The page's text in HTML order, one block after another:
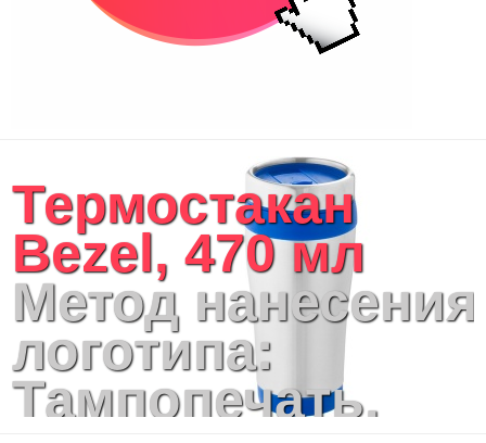
Термостакан
Bezel, 470 мл
Метод нанесения
логотипа:
Тампопечать,